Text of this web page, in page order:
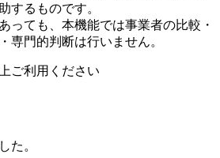
するものです。
っても、本機能では事業者の比較・
専門的判断は行いません。
ご利用ください
た。